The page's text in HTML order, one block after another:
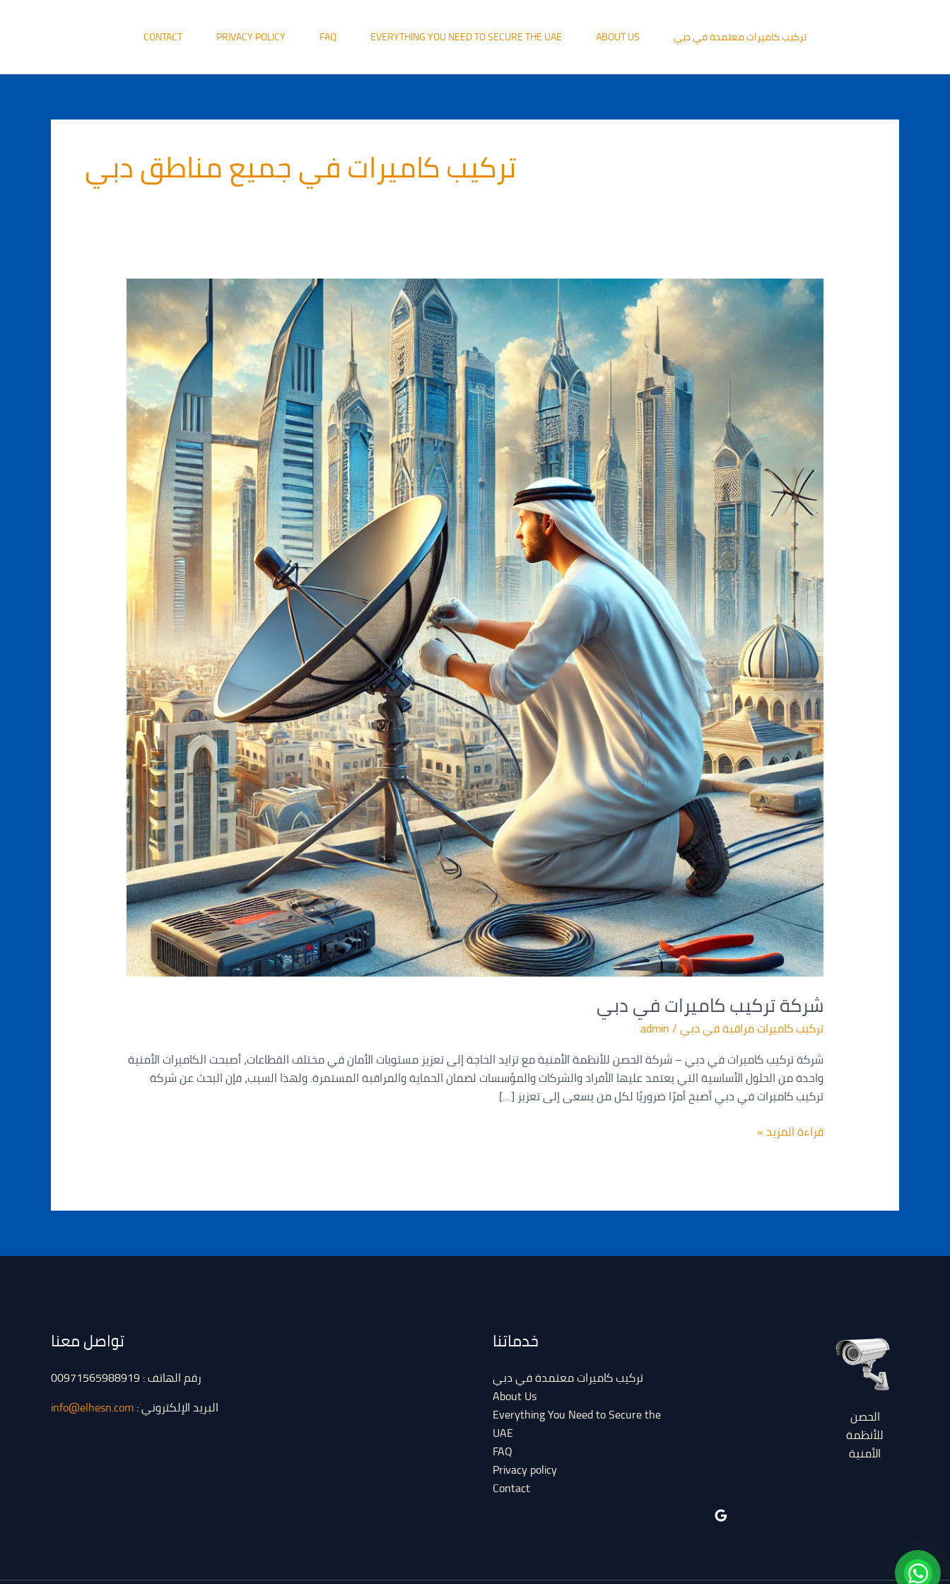
تركيب كاميرات معتمدة في دبي ABOUT US
EVERYTHING YOU NEED TO SECURE THE UAE
FAQ
PRIVACY POLICY
CONTACT
تركيب كاميرات في جميع مناطق دبي
شركة تركيب كاميرات في دبي
تركيب كاميرات مراقبة في دبي/
admin
شركة تركيب كاميرات في دبي – شركة الحصن للأنظمة الأمنية مع تزايد الحاجة إلى تعزيز مستويات الأمان في مختلف القطاعات، أصبحت الكاميرات الأمنية
واحدة من الحلول الأساسية التي يعتمد عليها الأفراد والشركات والمؤسسات لضمان الحماية والمراقبة المستمرة. ولهذا السبب، فإن البحث عن شركة
تركيب كاميرات في دبي أصبح أمرًا ضروريًا لكل من يسعى إلى تعزيز […]
شركة
تركيب
كاميرات
في
قراءة المزيد »
الحصن
للأنظمة
الأمنية
خدماتنا
تركيب كاميرات معتمدة في دبي
About Us
Everything You Need to Secure the
UAE
FAQ
Privacy policy
Contact
تواصل معنا
رقم الهاتف : 00971565988919
البريد الإلكتروني :info@elhesn.com